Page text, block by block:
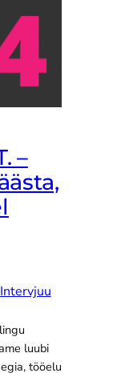
–
Intervjuu
luubi
tööelu